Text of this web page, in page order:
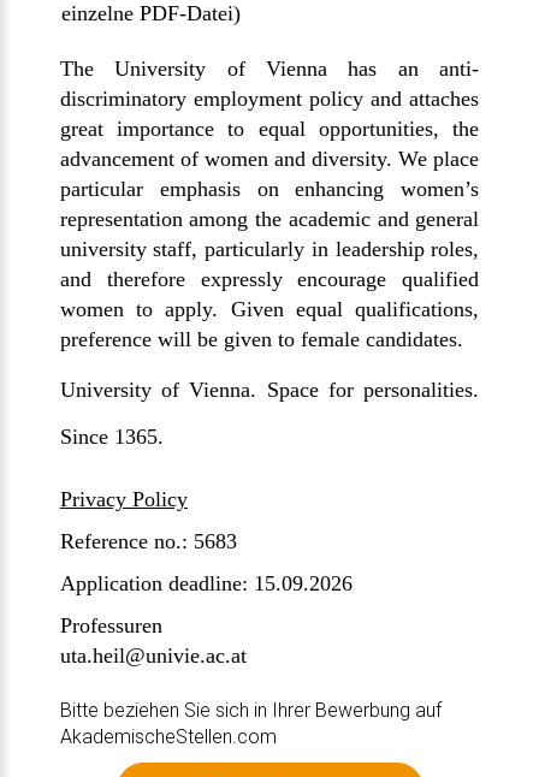
einzelne PDF-Datei)
The University of Vienna has an anti-
discriminatory employment policy and attaches
great importance to equal opportunities, the
advancement of women and diversity. We place
particular emphasis on enhancing women’s
representation among the academic and general
university staff, particularly in leadership roles,
and therefore expressly encourage qualified
women to apply. Given equal qualifications,
preference will be given to female candidates.
University of Vienna. Space for personalities.
Since 1365.
Privacy Policy
Reference no.: 5683
Application deadline: 15.09.2026
Professuren
uta.heil@univie.ac.at
Bitte beziehen Sie sich in Ihrer Bewerbung auf
AkademischeStellen.com